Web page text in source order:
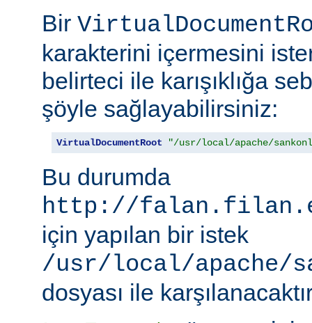
Bir
karakterini içermesini
belirteci ile karışıklığa
şöyle sağlayabilirsiniz:
VirtualDocumentRoot "/usr/local/apache/
Bu durumda
http://
için yapılan bir istek
/usr/local/apache/
dosyası ile